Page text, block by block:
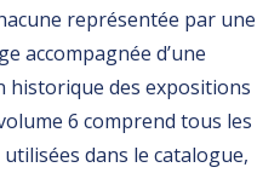
représentée par une
accompagnée d’une
historique des expositions
6 comprend tous les
dans le catalogue,